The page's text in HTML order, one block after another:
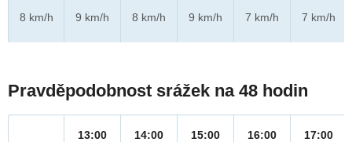
8 km/h
9 km/h
8 km/h
9 km/h
7 km/h
7 km/h
Pravděpodobnost srážek na 48 hodin
13:00
14:00
15:00
16:00
17:00